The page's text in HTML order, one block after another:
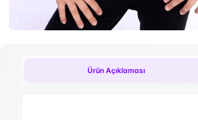
Ürün Açıklaması